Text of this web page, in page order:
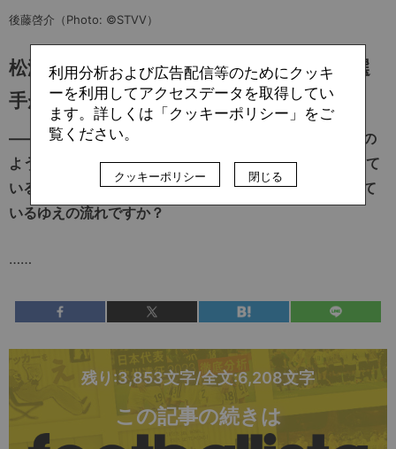
後藤啓介（Photo: ©STVV）
松澤獲得の理由「J2の中でも欧州向きの選
手がいる」
――高校生や大学生だけではなく、最近は後藤啓介選手の
ようにJ1を経由せず、J2から欧州へ行く若い選手が増えて
いると思いますが、やはり日本人選手への注目が集まって
いるゆえの流れですか？
……
残り:3,853文字/全文:6,208文字
この記事の続きは
利用分析および広告配信等のためにクッキ
ーを利用してアクセスデータを取得してい
ます。詳しくは「クッキーポリシー」をご
覧ください。
クッキーポリシー 閉じる